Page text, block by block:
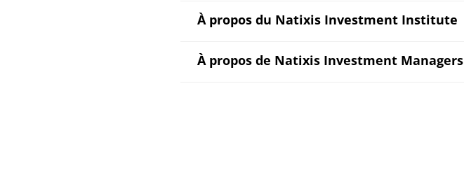
À propos du Natixis Investment Institute
À propos de Natixis Investment Managers